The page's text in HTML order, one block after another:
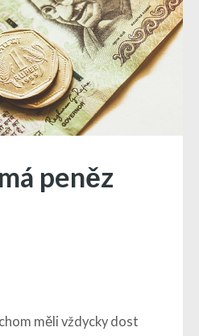
peněz
měli vždycky dost